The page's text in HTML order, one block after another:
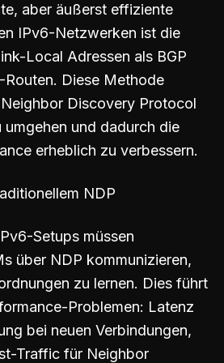
aber äußerst effiziente
IPv6-Netzwerken ist die
Local Adressen als BGP
Diese Methode
Discovery Protocol
und dadurch die
erheblich zu verbessern.
NDP
Setups müssen
über NDP kommunizieren,
zu lernen. Dies führt
Problemen: Latenz
bei neuen Verbindungen,
Traffic für Neighbor